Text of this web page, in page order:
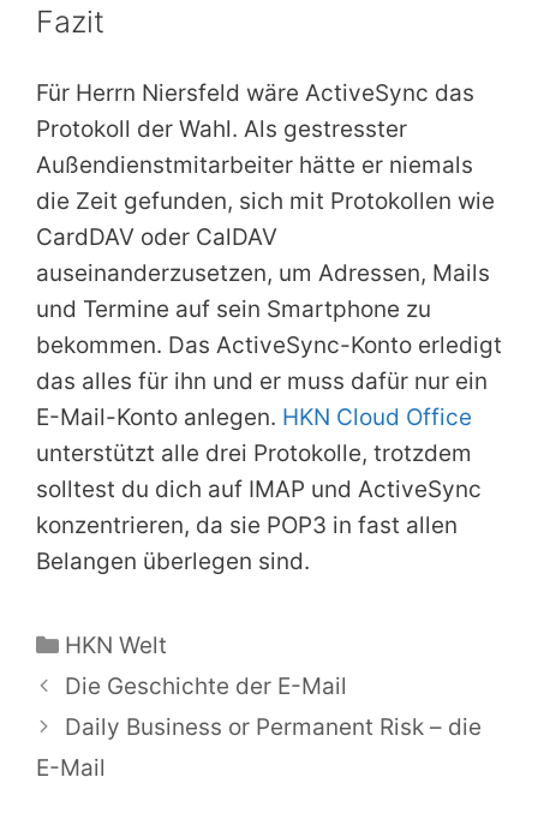
Fazit
Für Herrn Niersfeld wäre ActiveSync das
Protokoll der Wahl. Als gestresster
Außendienstmitarbeiter hätte er niemals
die Zeit gefunden, sich mit Protokollen wie
CardDAV oder CalDAV
auseinanderzusetzen, um Adressen, Mails
und Termine auf sein Smartphone zu
bekommen. Das ActiveSync-Konto erledigt
das alles für ihn und er muss dafür nur ein
E-Mail-Konto anlegen. HKN Cloud Office
unterstützt alle drei Protokolle, trotzdem
solltest du dich auf IMAP und ActiveSync
konzentrieren, da sie POP3 in fast allen
Belangen überlegen sind.
Kategorien
HKN Welt
Die Geschichte der E-Mail
Daily Business or Permanent Risk – die
E-Mail